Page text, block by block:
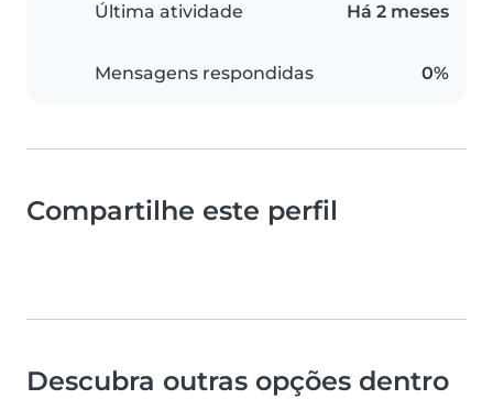
Última atividade Há 2 meses
Mensagens respondidas 0%
Compartilhe este perfil
Descubra outras opções dentro